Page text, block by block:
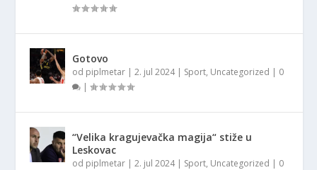
Gotovo
od piplmetar |2. jul 2024| Sport, Uncategorized | 0
|
“Velika kragujevačka magija“ stiže u
Leskovac
od piplmetar |2. jul 2024| Sport, Uncategorized | 0